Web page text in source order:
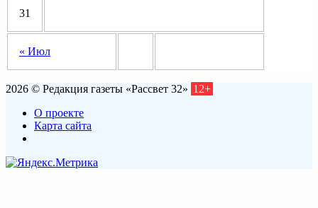
« Июл
31
2026 © Редакция газеты «Рассвет 32» 12+
О проекте
Карта сайта